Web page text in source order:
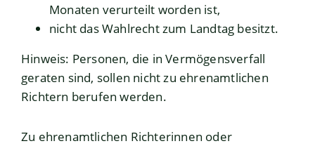
Monaten verurteilt worden ist,
nicht das Wahlrecht zum Landtag besitzt.
Hinweis: Personen, die in Vermögensverfall
geraten sind, sollen nicht zu ehrenamtlichen
Richtern berufen werden.
Zu ehrenamtlichen Richterinnen oder